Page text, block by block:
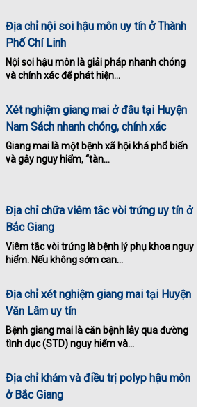
Địa chỉ nội soi hậu môn uy tín ở Thành
Phố Chí Linh
Nội soi hậu môn là giải pháp nhanh chóng
và chính xác để phát hiện...
Xét nghiệm giang mai ở đâu tại Huyện
Nam Sách nhanh chóng, chính xác
Giang mai là một bệnh xã hội khá phổ biến
và gây nguy hiểm, “tàn...
Địa chỉ chữa viêm tắc vòi trứng uy tín ở
Bắc Giang
Viêm tắc vòi trứng là bệnh lý phụ khoa nguy
hiểm. Nếu không sớm can...
Địa chỉ xét nghiệm giang mai tại Huyện
Văn Lâm uy tín
Bệnh giang mai là căn bệnh lây qua đường
tình dục (STD) nguy hiểm và...
Địa chỉ khám và điều trị polyp hậu môn
ở Bắc Giang